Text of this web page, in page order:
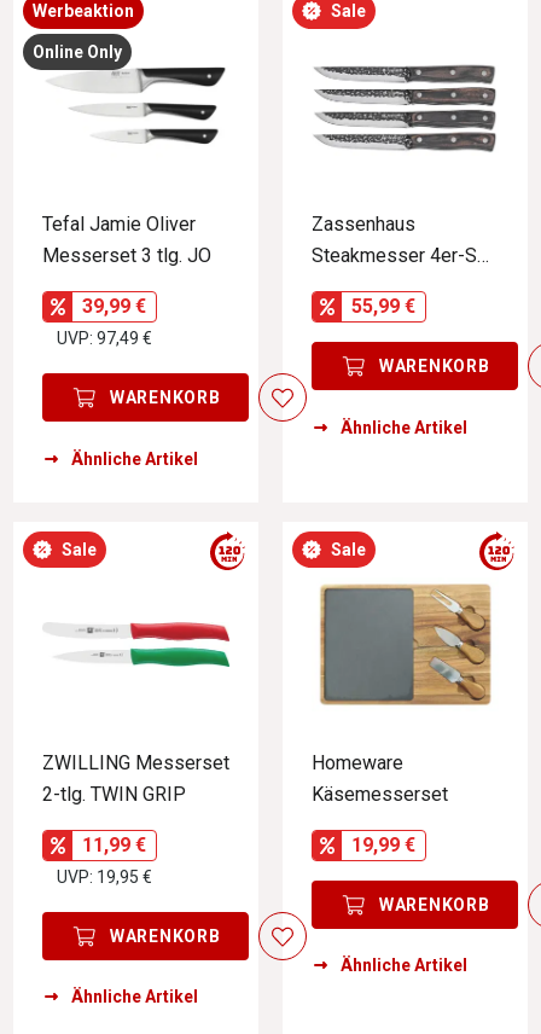
Werbeaktion
Online Only
Tefal Jamie Oliver
Messerset 3 tlg. JO
39,99 €
UVP: 97,49 €
WARENKORB
Ähnliche Artikel
Sale
Zassenhaus
Steakmesser 4er-Set
HUNTER
55,99 €
WARENKORB
Ähnliche Artikel
Sale
ZWILLING Messerset
2-tlg. TWIN GRIP
11,99 €
UVP: 19,95 €
WARENKORB
Ähnliche Artikel
Sale
Homeware
Käsemesserset
19,99 €
WARENKORB
Ähnliche Artikel